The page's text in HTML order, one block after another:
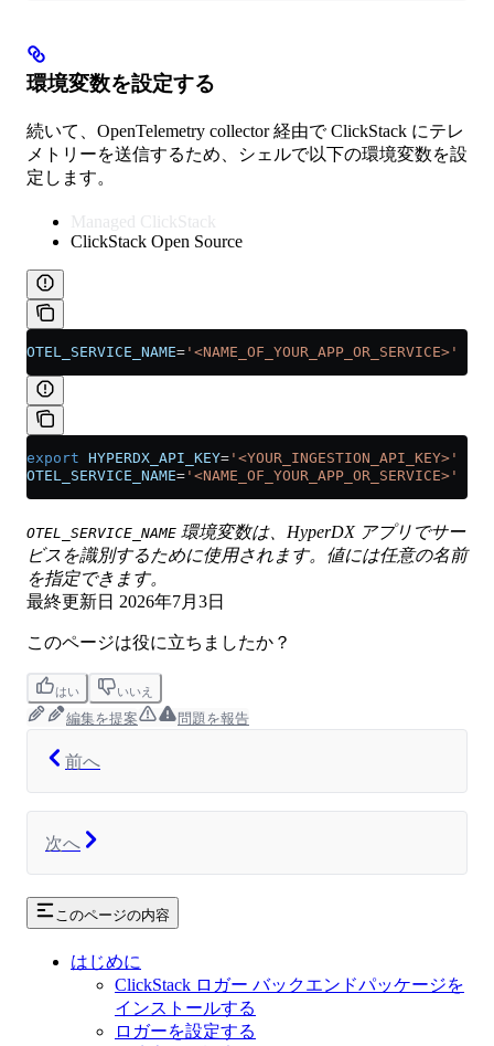
環境変数を設定する
続いて、OpenTelemetry collector 経由で ClickStack にテレ
メトリーを送信するため、シェルで以下の環境変数を設
定します。
Managed ClickStack
ClickStack Open Source
OTEL_SERVICE_NAME= '<NAME_OF_YOUR_APP_OR_SERVICE>'
export HYPERDX_API_KEY= '<YOUR_INGESTION_API_KEY>'
OTEL_SERVICE_NAME= '<NAME_OF_YOUR_APP_OR_SERVICE>'
OTEL_SERVICE_NAME 環境変数は、HyperDX アプリでサー
ビスを識別するために使用されます。値には任意の名前
を指定できます。
最終更新日 2026年7月3日
このページは役に立ちましたか？
はい いいえ
編集を提案 問題を報告
前へ
次へ
このページの内容
はじめに
ClickStack ロガー バックエンドパッケージを
インストールする
ロガーを設定する